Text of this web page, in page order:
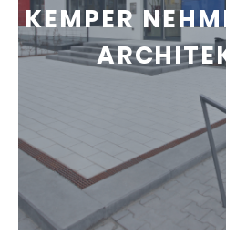
KEMPER